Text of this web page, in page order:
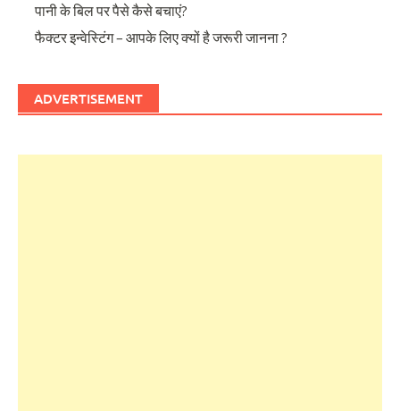
पानी के बिल पर पैसे कैसे बचाएं?
फैक्टर इन्वेस्टिंग – आपके लिए क्यों है जरूरी जानना ?
ADVERTISEMENT